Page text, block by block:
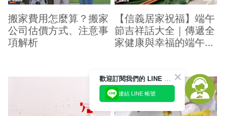
搬家費用怎麼算？搬家
公司估價方式、注意事
項解析
【信義居家祝福】端午
節吉祥話大全｜傳遞全
家健康與幸福的端午祝
歡迎訂閱我們的 LINE 官方帳號
連結 LINE 帳號